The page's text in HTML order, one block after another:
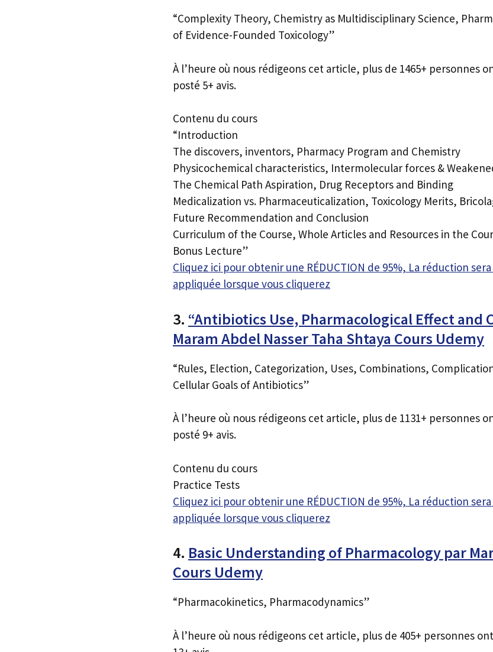
“Complexity Theory, Chemistry as Multidisciplinary Science,
of Evidence-Founded Toxicology”
À l’heure où nous rédigeons cet article, plus de 1465+ personnes
posté 5+ avis.
Contenu du cours
“Introduction
The discovers, inventors, Pharmacy Program and Chemistry
Physicochemical characteristics, Intermolecular forces &
The Chemical Path Aspiration, Drug Receptors and Binding
Medicalization vs. Pharmaceuticalization, Toxicology Merits,
Future Recommendation and Conclusion
Curriculum of the Course, Whole Articles and Resources in the
Bonus Lecture”
Cliquez ici pour obtenir une RÉDUCTION de 95%, La réduction
appliquée lorsque vous cliquerez
3. “Antibiotics Use, Pharmacological Effect and
Maram Abdel Nasser Taha Shtaya Cours Udemy
“Rules, Election, Categorization, Uses, Combinations,
Cellular Goals of Antibiotics”
À l’heure où nous rédigeons cet article, plus de 1131+ personnes
posté 9+ avis.
Contenu du cours
Practice Tests
Cliquez ici pour obtenir une RÉDUCTION de 95%, La réduction
appliquée lorsque vous cliquerez
4. Basic Understanding of Pharmacology par
Cours Udemy
“Pharmacokinetics, Pharmacodynamics”
À l’heure où nous rédigeons cet article, plus de 405+ personnes